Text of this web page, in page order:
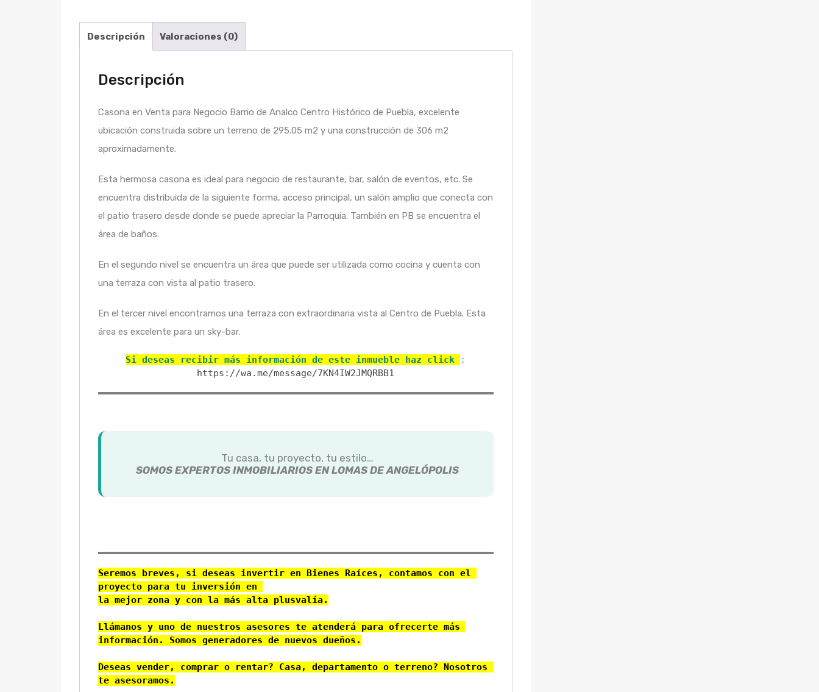
Descripción Valoraciones (0)
Descripción
Casona en Venta para Negocio Barrio de Analco Centro Histórico de Puebla, excelente
ubicación construida sobre un terreno de 295.05 m2 y una construcción de 306 m2
aproximadamente.
Esta hermosa casona es ideal para negocio de restaurante, bar, salón de eventos, etc. Se
encuentra distribuida de la siguiente forma, acceso principal, un salón amplio que conecta con
el patio trasero desde donde se puede apreciar la Parroquia. También en PB se encuentra el
área de baños.
En el segundo nivel se encuentra un área que puede ser utilizada como cocina y cuenta con
una terraza con vista al patio trasero.
En el tercer nivel encontramos una terraza con extraordinaria vista al Centro de Puebla. Esta
área es excelente para un sky-bar.
Si deseas recibir más información de este inmueble haz click
https://wa.me/message/7KN4IW2JMQRBB1
Tu casa, tu proyecto, tu estilo…
SOMOS EXPERTOS INMOBILIARIOS EN LOMAS DE ANGELÓPOLIS
Seremos breves, si deseas invertir en Bienes Raíces, contamos con el
proyecto para tu inversión en
la mejor zona y con la más alta plusvalía.
Llámanos y uno de nuestros asesores te atenderá para ofrecerte más
información. Somos generadores de nuevos dueños.
Deseas vender, comprar o rentar? Casa, departamento o terreno? Nosotros
te asesoramos.